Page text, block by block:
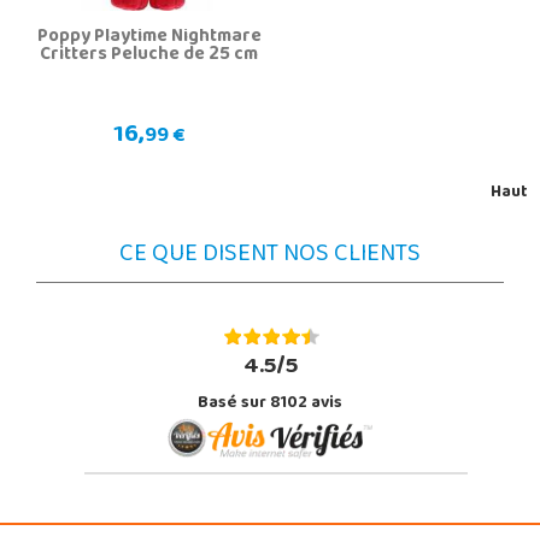
Poppy Playtime Nightmare
Critters Peluche de 25 cm
16,99 €
Haut
CE QUE DISENT NOS CLIENTS
4.5/5
Basé sur 8102 avis